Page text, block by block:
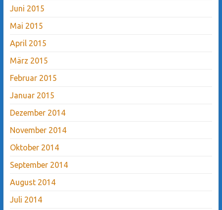
Juni 2015
Mai 2015
April 2015
März 2015
Februar 2015
Januar 2015
Dezember 2014
November 2014
Oktober 2014
September 2014
August 2014
Juli 2014